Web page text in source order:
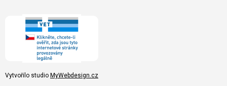
Vytvořilo studio MyWebdesign.cz